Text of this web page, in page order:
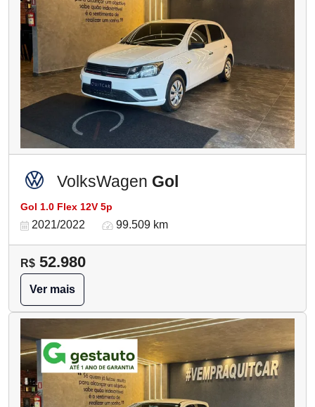
VolksWagen Gol
Gol 1.0 Flex 12V 5p
2021/2022 99.509 km
R$ 52.980
Ver mais